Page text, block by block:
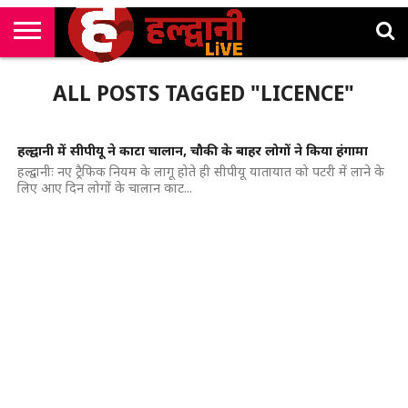
राष्ट्रीय
कॉर्नर
अलर्ट्सALL POSTS TAGGED "LICENCE"
हल्द्वानी में सीपीयू ने काटा चालान, चौकी के बाहर लोगों ने किया हंगामा
हल्द्वानीः नए ट्रैफिक नियम के लागू होते ही सीपीयू यातायात को पटरी में लाने के
लिए आए दिन लोगों के चालान काट...